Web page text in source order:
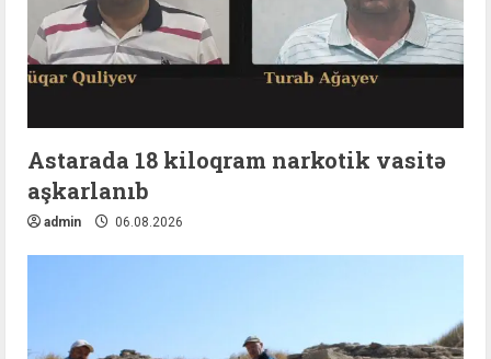
Astarada 18 kiloqram narkotik vasitə
aşkarlanıb
admin 06.08.2026